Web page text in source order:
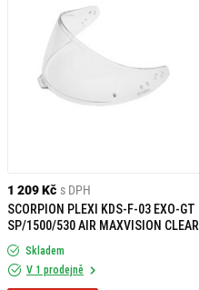
1 209 Kč s DPH
SCORPION PLEXI KDS-F-03 EXO-GT
SP/1500/530 AIR MAXVISION CLEAR
Skladem
V 1 prodejně